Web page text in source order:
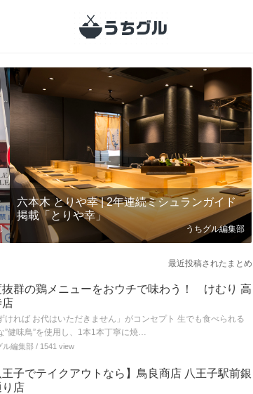
六本木 とりや幸 | 2年連続ミシュランガイド
掲載「とりや幸」
うちグル編集部
最近投稿されたまとめ
抜群の鶏メニューをおウチで味わう！ けむり 高
店
ければ お代はいただきません」がコンセプト 生でも食べられる
”健味鳥”を使用し、1本1本丁寧に焼…
ル編集部 / 1541 view
王子でテイクアウトなら】鳥良商店 八王子駅前銀
り店